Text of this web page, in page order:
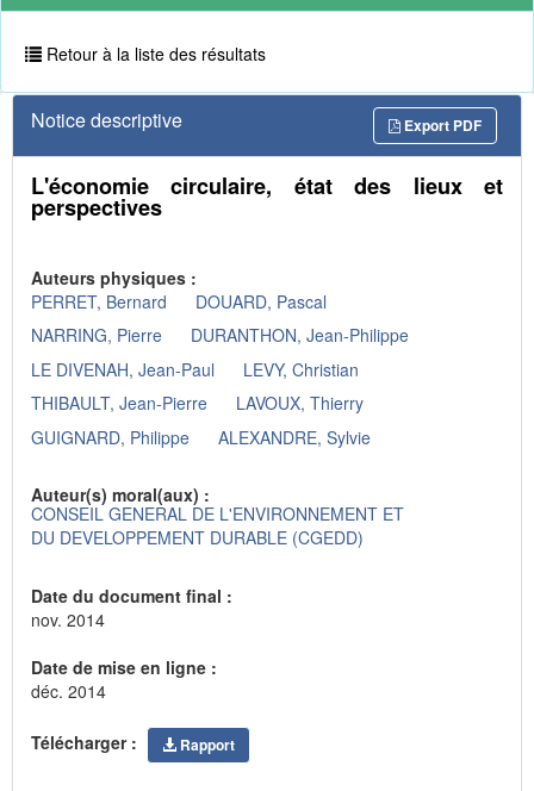
outils
Retour à la liste des résultats
Notice descriptive Export PDF
L'économie circulaire, état des lieux et
perspectives
Auteurs physiques :
PERRET, Bernard
DOUARD, Pascal
NARRING, Pierre
DURANTHON, Jean-Philippe
LE DIVENAH, Jean-Paul
LEVY, Christian
THIBAULT, Jean-Pierre
LAVOUX, Thierry
GUIGNARD, Philippe
ALEXANDRE, Sylvie
Auteur(s) moral(aux) :
CONSEIL GENERAL DE L'ENVIRONNEMENT ET
DU DEVELOPPEMENT DURABLE (CGEDD)
Date du document final :
nov. 2014
Date de mise en ligne :
déc. 2014
Télécharger : Rapport